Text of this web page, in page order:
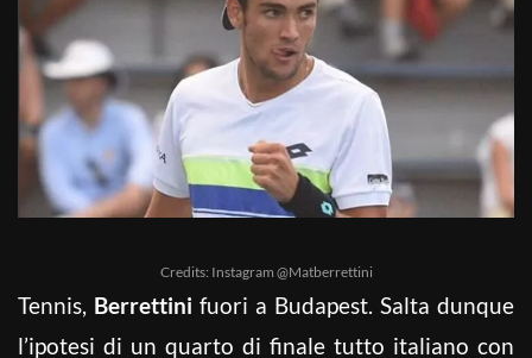
Credits: Instagram @Matberrettini
Tennis, Berrettini fuori a Budapest. Salta dunque
l’ipotesi di un quarto di finale tutto italiano con